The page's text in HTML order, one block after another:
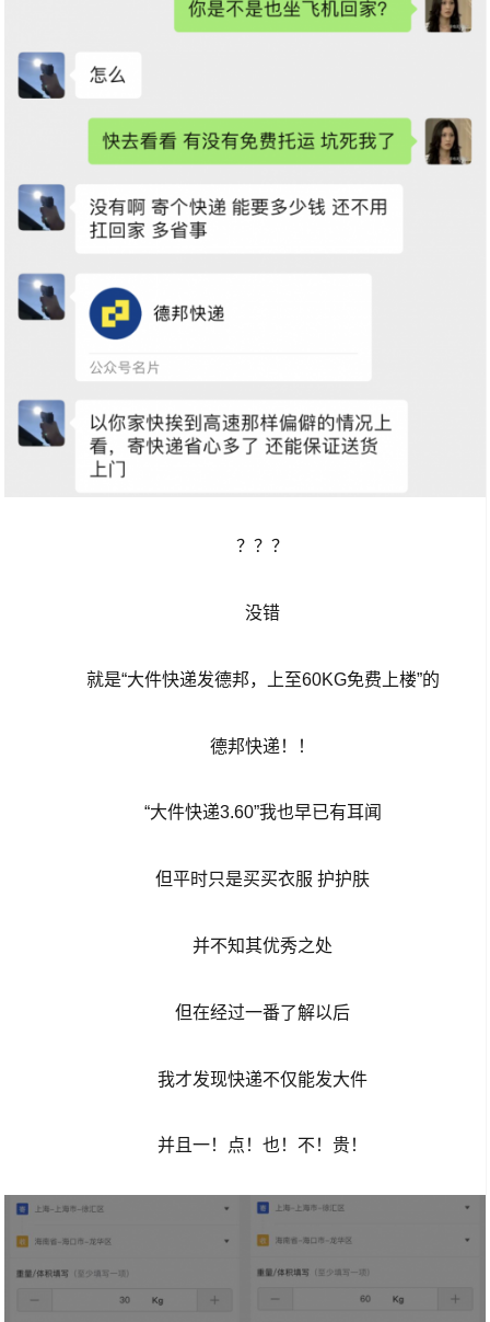
？？？
没错
就是“大件快递发德邦，上至60KG免费上楼”的
德邦快递！！
“大件快递3.60”我也早已有耳闻
但平时只是买买衣服 护护肤
并不知其优秀之处
但在经过一番了解以后
我才发现快递不仅能发大件
并且一！点！也！不！贵！